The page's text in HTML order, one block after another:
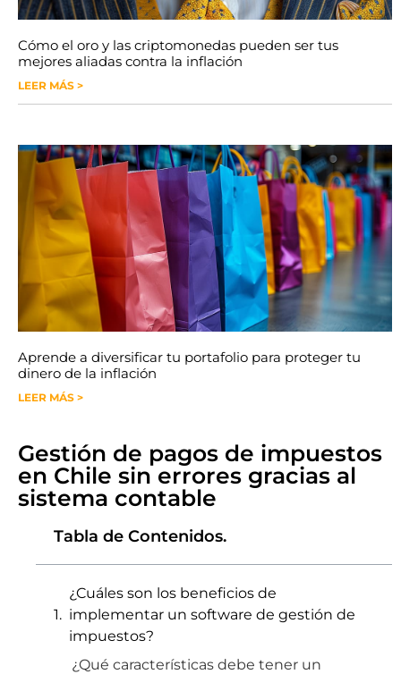
Cómo el oro y las criptomonedas pueden ser tus
mejores aliadas contra la inflación
LEER MÁS >
Aprende a diversificar tu portafolio para proteger tu
dinero de la inflación
LEER MÁS >
Gestión de pagos de impuestos
en Chile sin errores gracias al
sistema contable
Tabla de Contenidos.
¿Cuáles son los beneficios de
implementar un software de gestión de
impuestos?
¿Qué características debe tener un